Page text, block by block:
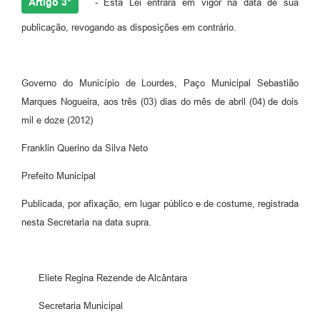
Artigo 3° - Esta Lei entrará em vigor na data de sua
publicação, revogando as disposições em contrário.
Governo do Município de Lourdes, Paço Municipal Sebastião
Marques Nogueira, aos três (03) dias do mês de abril (04) de dois
mil e doze (2012)
Franklin Querino da Silva Neto
Prefeito Municipal
Publicada, por afixação, em lugar público e de costume, registrada
nesta Secretaria na data supra.
Eliete Regina Rezende de Alcântara
Secretaria Municipal